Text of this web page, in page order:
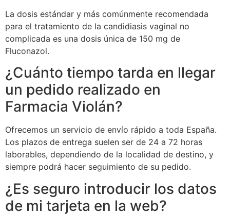
La dosis estándar y más comúnmente recomendada
para el tratamiento de la candidiasis vaginal no
complicada es una dosis única de 150 mg de
Fluconazol.
¿Cuánto tiempo tarda en llegar
un pedido realizado en
Farmacia Violán?
Ofrecemos un servicio de envío rápido a toda España.
Los plazos de entrega suelen ser de 24 a 72 horas
laborables, dependiendo de la localidad de destino, y
siempre podrá hacer seguimiento de su pedido.
¿Es seguro introducir los datos
de mi tarjeta en la web?